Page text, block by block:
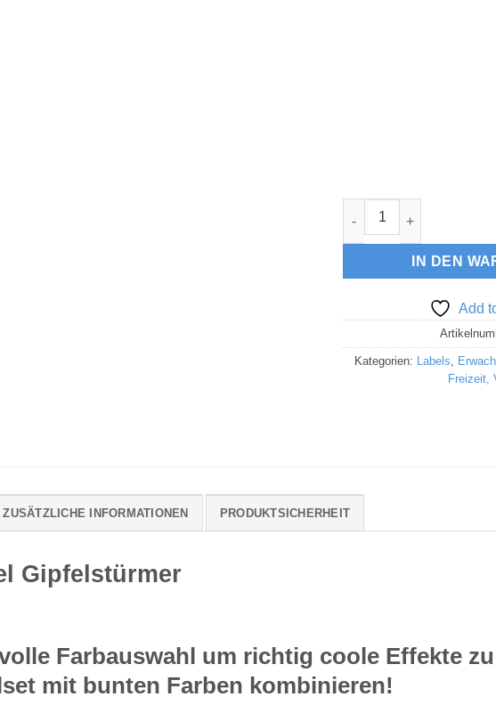
Klapplabel
IN DEN
Add
Kategorien: Labels,
Freizeit,
ZUSÄTZLICHE INFORMATIONEN PRODUKTSICHERHEIT
Gipfelstürmer
Farbauswahl um richtig coole Effekte
mit bunten Farben kombinieren!